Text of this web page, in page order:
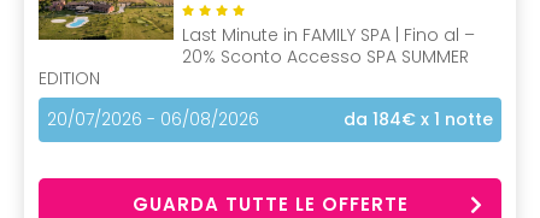
Last Minute in FAMILY SPA | Fino al –
20% Sconto Accesso SPA SUMMER
EDITION
20/07/2026 - 06/08/2026
da 184€ x 1 notte
GUARDA TUTTE LE OFFERTE